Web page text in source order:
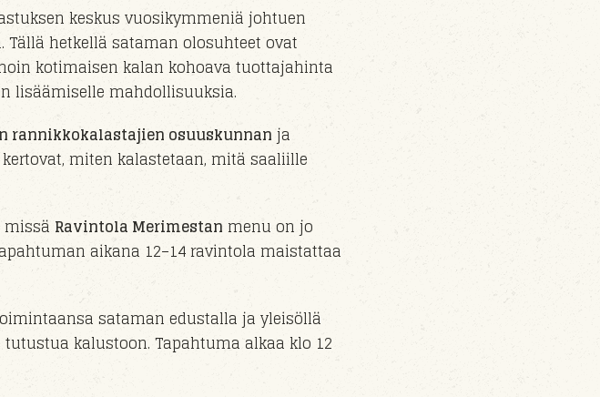
keskus vuosikymmeniä johtuen
hetkellä sataman olosuhteet ovat
kotimaisen kalan kohoava tuottajahinta
lisäämiselle mahdollisuuksia.
rannikkokalastajien osuuskunnan ja
miten kalastetaan, mitä saaliille
missä Ravintola Merimestan menu on jo
aikana 12–14 ravintola maistattaa
sataman edustalla ja yleisöllä
tutustua kalustoon. Tapahtuma alkaa klo 12